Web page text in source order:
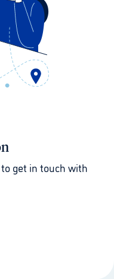
get in touch with